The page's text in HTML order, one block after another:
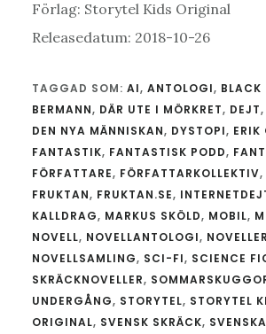
Förlag: Storytel Kids Original
Releasedatum: 2018-10-26
TAGGAD SOM: AI, ANTOLOGI, BLACK
BERMANN, DÄR UTE I MÖRKRET, DEJT,
DEN NYA MÄNNISKAN, DYSTOPI, ERIK
FANTASTIK, FANTASTISK PODD,
FÖRFATTARE, FÖRFATTARKOLLEKTIV,
FRUKTAN, FRUKTAN.SE,
KALLDRAG, MARKUS SKÖLD, MOBIL,
NOVELL, NOVELLANTOLOGI, NOVELLER
NOVELLSAMLING, SCI-FI, SCIENCE
SKRÄCKNOVELLER,
UNDERGÅNG, STORYTEL, STORYTEL
ORIGINAL, SVENSK SKRÄCK, SVENSKA